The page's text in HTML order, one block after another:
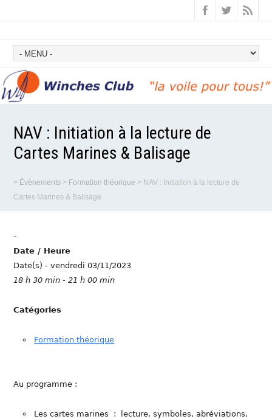
NAV : Initiation à la lecture de
Cartes Marines & Balisage
> Évènements > Formation théorique > NAV : Initiation à la lecture de
Cartes Marines & Balisage
-
Date / Heure
Date(s) - vendredi 03/11/2023
18 h 30 min - 21 h 00 min
Catégories
Formation théorique
Au programme :
Les cartes marines : lecture, symboles, abréviations,